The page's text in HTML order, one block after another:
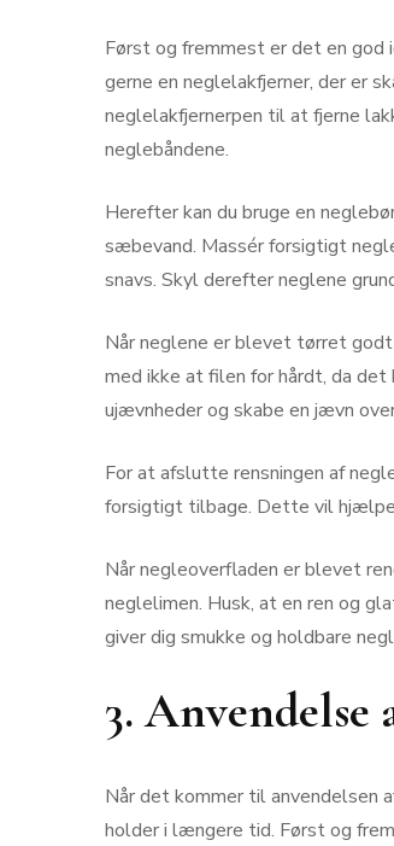
Først og fremmest er det en
gerne en neglelakfjerner, der er
neglelakfjernerpen til at fjerne
neglebåndene.
Herefter kan du bruge en
sæbevand. Massér forsigtigt
snavs. Skyl derefter neglene
Når neglene er blevet tørret
med ikke at filen for hårdt, da
ujævnheder og skabe en jævn
For at afslutte rensningen af
forsigtigt tilbage. Dette vil hjælpe
Når negleoverfladen er blevet
neglelimen. Husk, at en ren og
giver dig smukke og holdbare
3. Anvendelse
Når det kommer til anvendelsen
holder i længere tid. Først og